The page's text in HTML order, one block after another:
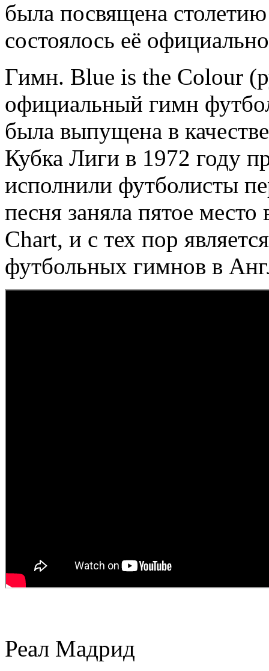
была посвящена
состоялось её
Гимн. Blue is the Colour
официальный гимн
была выпущена в
Кубка Лиги в 1972 году
исполнили футболисты
песня заняла пятое
Chart, и с тех пор
футбольных гимнов в
Реал Мадрид